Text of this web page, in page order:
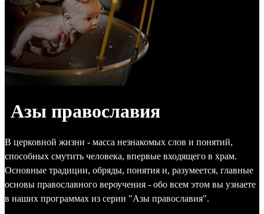
Азы православия
В церковной жизни - масса незнакомых слов и понятий,
способных смутить человека, впервые входящего в храм.
Основные традиции, обряды, понятия и, разумеется, главные
основы православного вероучения - обо всем этом вы узнаете
в наших программах из серии "Азы православия".